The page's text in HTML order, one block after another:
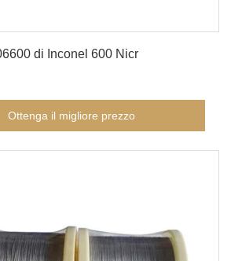
di Inconel 600 Nicr
Ottenga il migliore prezzo